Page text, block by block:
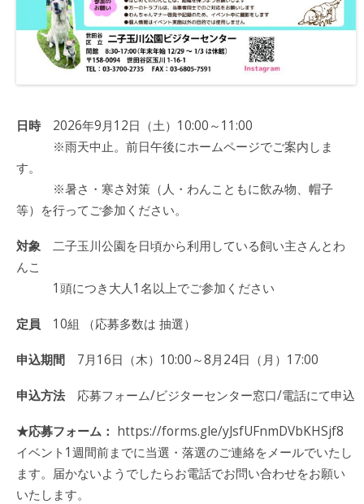
日時 2026年9月12日（土）10:00～11:00
※雨天中止。前日午後にホームページでご案内しま
す。
※暑さ・寒さ対策（人・わんこともに飲み物、帽子
等）を行ってご参加ください。
対象 二子玉川公園を日頃から利用している飼い主さんとわ
んこ
1頭につき大人1名以上でご参加ください
定員 10組 （応募多数は 抽選）
申込期間 7月16日（木）10:00～8月24日（月）17:00
申込方法応募フォーム/ビジターセンター窓口/電話にて申込
★応募フォーム： https://forms.gle/yJsfUFnmDVbKHSjf8
イベント1週間前までに当選・落選のご連絡をメールでいたし
ます。届かないようでしたらお電話でお問い合わせをお願い
いたします。